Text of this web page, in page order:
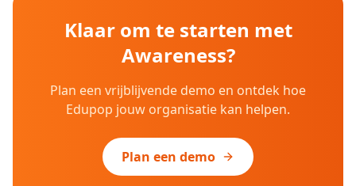
Klaar om te starten met
Awareness?
Plan een vrijblijvende demo en ontdek hoe
Edupop jouw organisatie kan helpen.
Plan een demo